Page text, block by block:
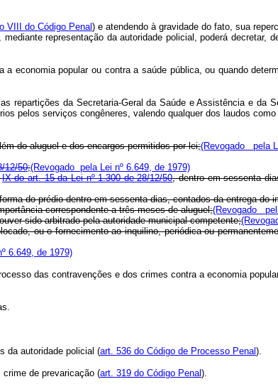
VIII do Código Penal) e atendendo à gravidade do fato, sua
representação da autoridade policial, poderá decretar,
popular ou contra a saúde pública, ou quando
da Secretaria-Geral da Saúde e Assistência e da
pelos serviços congêneres, valendo qualquer dos laudos
do aluguel e dos encargos permitidos por lei;(Revogado pela
12/50;(Revogado pela Lei nº 6.649, de 1979)
IX do art. 15 da Lei nº 1.300 de 28/12/50, dentro em sessenta
do prédio dentro em sessenta dias, contados da entrega do
correspondente a três meses de aluguel;(Revogado
sido arbitrado pela autoridade municipal competente;
ou o fornecimento ao inquilino, periódica ou
6.649, de 1979)
das contravenções e dos crimes contra a economia
da autoridade policial (art. 536 do Código de Processo Penal).
de prevaricação (art. 319 do Código Penal).